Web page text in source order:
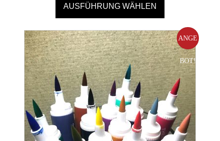
AUSFÜHRUNG WÄHLEN
Produkt
weist
mehrere
Varianten
auf.
Die
Optionen
können
auf
der
Produktseite
ANGE
BOT!